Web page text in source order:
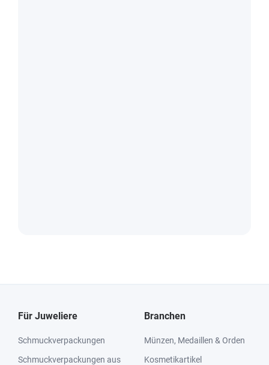
Für Juweliere
Schmuckverpackungen
Schmuckverpackungen aus
Branchen
Münzen, Medaillen & Orden
Kosmetikartikel